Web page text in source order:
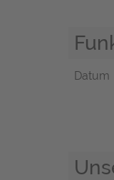
Datum